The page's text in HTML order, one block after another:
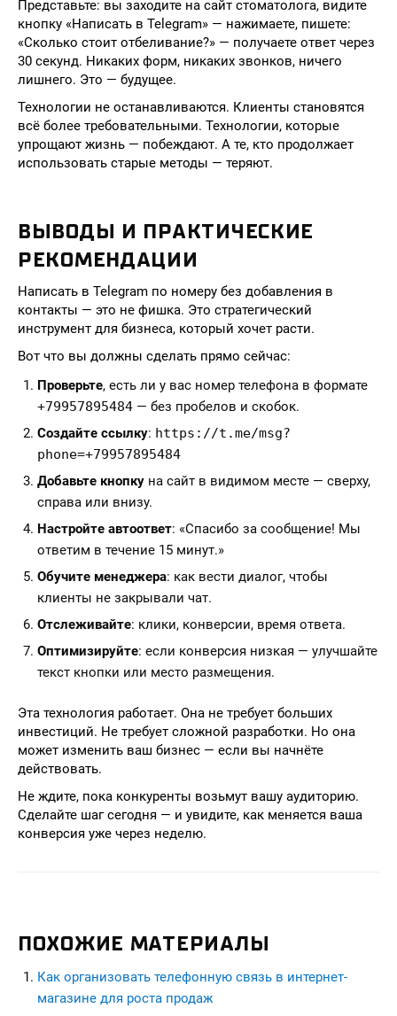
Представьте: вы заходите на сайт стоматолога, видите
кнопку «Написать в Telegram» — нажимаете, пишете:
«Сколько стоит отбеливание?» — получаете ответ через
30 секунд. Никаких форм, никаких звонков, ничего
лишнего. Это — будущее.
Технологии не останавливаются. Клиенты становятся
всё более требовательными. Технологии, которые
упрощают жизнь — побеждают. А те, кто продолжает
использовать старые методы — теряют.
ВЫВОДЫ И ПРАКТИЧЕСКИЕ
РЕКОМЕНДАЦИИ
Написать в Telegram по номеру без добавления в
контакты — это не фишка. Это стратегический
инструмент для бизнеса, который хочет расти.
Вот что вы должны сделать прямо сейчас:
Проверьте, есть ли у вас номер телефона в формате
+79957895484 — без пробелов и скобок.
Создайте ссылку: https://t.me/msg?
phone=+79957895484
Добавьте кнопку на сайт в видимом месте — сверху,
справа или внизу.
Настройте автоответ: «Спасибо за сообщение! Мы
ответим в течение 15 минут.»
Обучите менеджера: как вести диалог, чтобы
клиенты не закрывали чат.
Отслеживайте: клики, конверсии, время ответа.
Оптимизируйте: если конверсия низкая — улучшайте
текст кнопки или место размещения.
Эта технология работает. Она не требует больших
инвестиций. Не требует сложной разработки. Но она
может изменить ваш бизнес — если вы начнёте
действовать.
Не ждите, пока конкуренты возьмут вашу аудиторию.
Сделайте шаг сегодня — и увидите, как меняется ваша
конверсия уже через неделю.
ПОХОЖИЕ МАТЕРИАЛЫ
Как организовать телефонную связь в интернет-
магазине для роста продаж